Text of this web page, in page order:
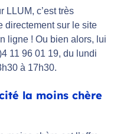
LLUM, c’est très
directement sur le site
ligne ! Ou bien alors, lui
11 96 01 19, du lundi
à 17h30.
la moins chère